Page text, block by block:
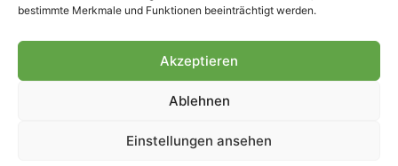
bestimmte Merkmale und Funktionen beeinträchtigt werden.
Akzeptieren
Ablehnen
Einstellungen ansehen
offiziell eingetragenes Magazin